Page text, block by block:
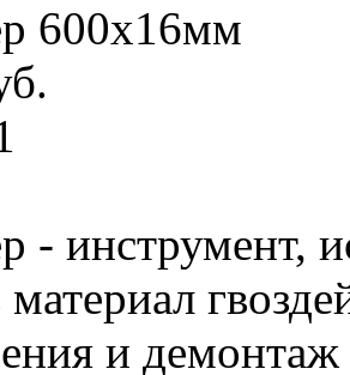
600х16мм
- инструмент,
и